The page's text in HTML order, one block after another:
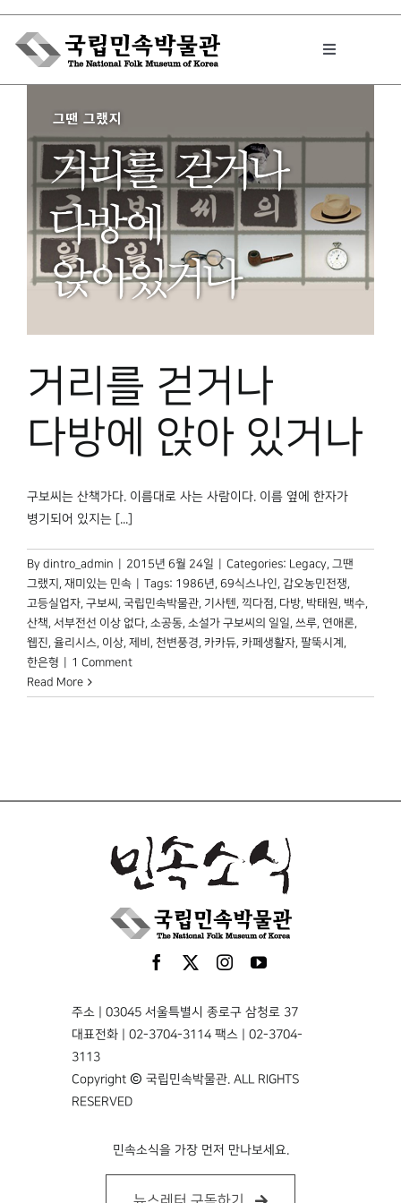
Skip
content
Toggle
박물관에서는
민속이야기
민속 인사이드
원문보기 PDF
박물관 홈페이지
거리를 걷거나
다방에 앉아 있거나
구보씨는 산책가다. 이름대로 사는 사람이다. 이름 옆에 한자가
병기되어 있지는 [...]
By dintro_admin 2015년 6월 24일 Categories: Legacy, 그땐
그랬지 , 재미있는 민속 Tags: 1986년, 69식스나인, 갑오농민전쟁,
고등실업자, 구보씨 , 국립민속박물관, 기사텐, 끽다점, 다방, 박태원, 백수,
산책, 서부전선 이상 없다, 소공동, 소설가 구보씨의 일일, 쓰루, 연애론,
웹진, 율리시스, 이상, 제비 , 천변풍경, 카카듀, 카페생활자, 팔뚝시계 ,
한은형
1 Comment
Read More
주소 | 03045 서울특별시 종로구 삼청로 37
대표전화 | 02-3704-3114 팩스 | 02-3704-
3113
Copyright © 국립민속박물관. ALL RIGHTS
RESERVED
민속소식을 가장 먼저 만나보세요.